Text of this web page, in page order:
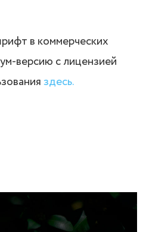
в коммерческих
версию с лицензией
здесь.